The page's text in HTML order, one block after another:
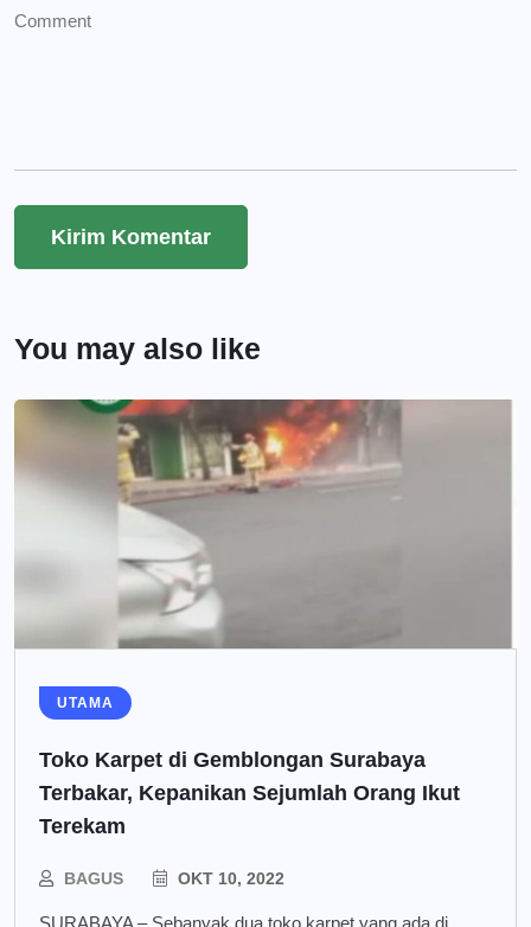
You may also like
UTAMA
Toko Karpet di Gemblongan Surabaya
Terbakar, Kepanikan Sejumlah Orang Ikut
Terekam
BAGUS OKT 10, 2022